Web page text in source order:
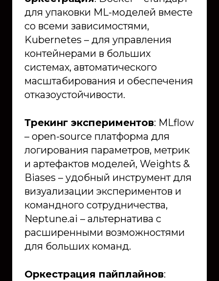
для упаковки ML-моделей вместе
со всеми зависимостями,
Kubernetes – для управления
контейнерами в больших
системах, автоматического
масштабирования и обеспечения
отказоустойчивости.
Трекинг экспериментов: MLflow
– open-source платформа для
логирования параметров, метрик
и артефактов моделей, Weights &
Biases – удобный инструмент для
визуализации экспериментов и
командного сотрудничества,
Neptune.ai – альтернатива с
расширенными возможностями
для больших команд.
Оркестрация пайплайнов: